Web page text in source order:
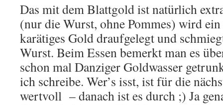
Das mit dem Blattgold ist natürlich
(nur die Wurst, ohne Pommes) wird
karätiges Gold draufgelegt und
Wurst. Beim Essen bemerkt man es
schon mal Danziger Goldwasser
ich schreibe. Wer’s isst, ist für die
wertvoll – danach ist es durch ;) Ja